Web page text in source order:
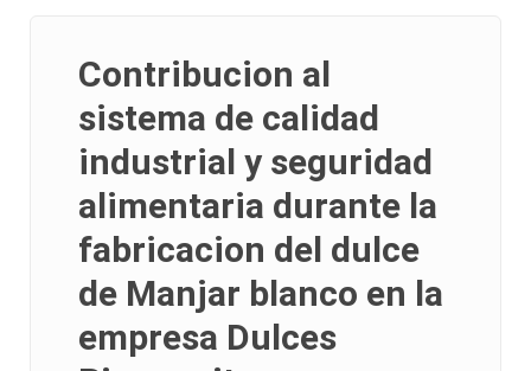
Contribucion al
sistema de calidad
industrial y seguridad
alimentaria durante la
fabricacion del dulce
de Manjar blanco en la
empresa Dulces